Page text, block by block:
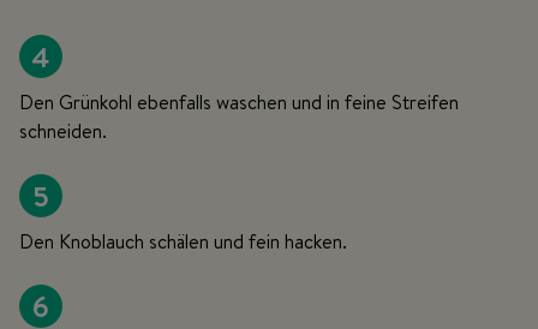
4
Den Grünkohl ebenfalls waschen und in feine Streifen
schneiden.
5
Den Knoblauch schälen und fein hacken.
6